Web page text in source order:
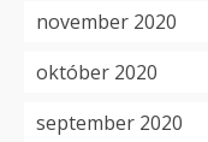
november 2020
október 2020
september 2020